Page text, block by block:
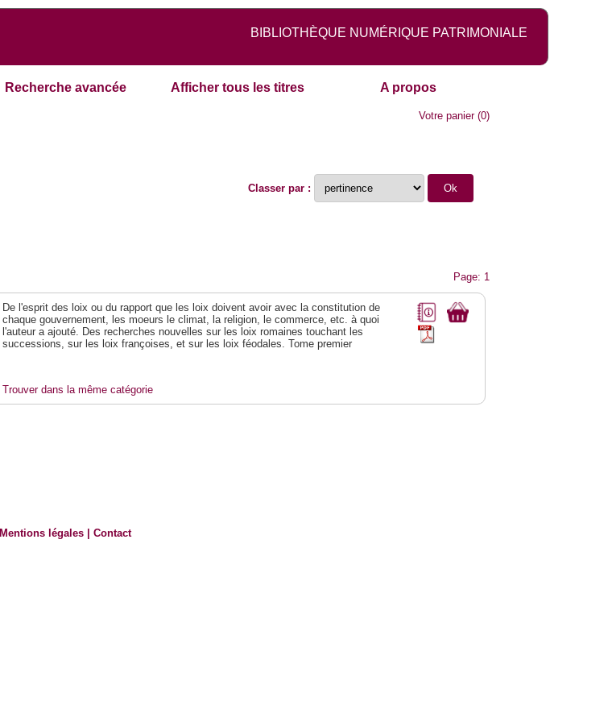
BIBLIOTHÈQUE NUMÉRIQUE PATRIMONIALE
Recherche avancée Afficher tous les titres A propos
Votre panier(0)
Classer par :
Page: 1
De l'esprit des loix ou du rapport que les loix doivent avoir avec la constitution de
chaque gouvernement, les moeurs le climat, la religion, le commerce, etc. à quoi
l'auteur a ajouté. Des recherches nouvelles sur les loix romaines touchant les
successions, sur les loix françoises, et sur les loix féodales. Tome premier
Trouver dans la même catégorie
Mentions légales |Contact